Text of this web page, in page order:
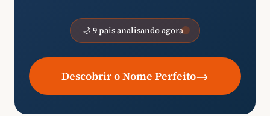
🌙 9 pais analisando agora
Descobrir o Nome Perfeito→